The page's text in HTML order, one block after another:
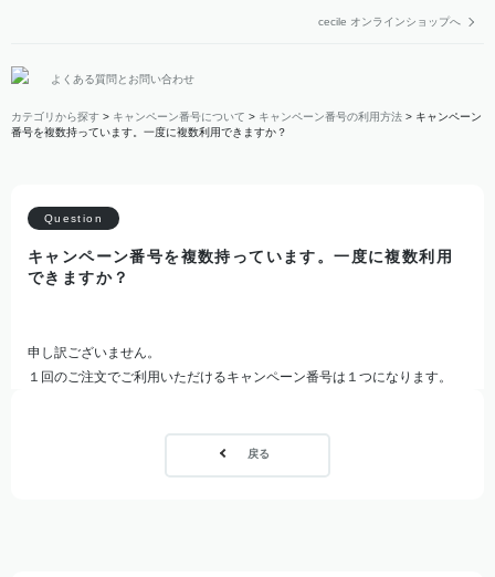
cecile オンラインショップへ
よくある質問とお問い合わせ
カテゴリから探す > キャンペーン番号について > キャンペーン番号の利用方法 > キャンペーン
番号を複数持っています。一度に複数利用できますか？
キャンペーン番号を複数持っています。一度に複数利用
できますか？
申し訳ございません。
１回のご注文でご利用いただけるキャンペーン番号は１つになります。
戻る